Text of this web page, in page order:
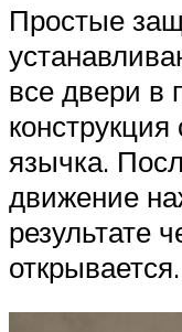
Простые
все двери
язычка.
движение
результате
открывается.